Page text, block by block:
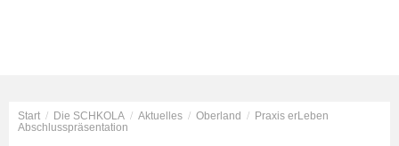
Start / Die SCHKOLA / Aktuelles / Oberland / Praxis erLeben
Abschlusspräsentation